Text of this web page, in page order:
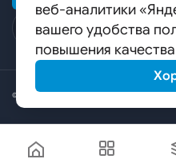
© ООО «Мечел-Сервис», 2026
веб-аналитики
вашего удобства
повышения